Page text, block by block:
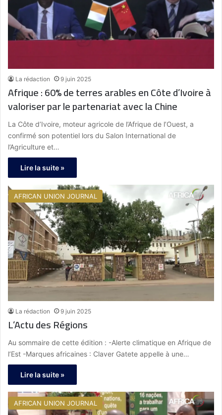
La rédaction 9 juin 2025
Afrique : 60% de terres arables en Côte d’Ivoire à
valoriser par le partenariat avec la Chine
La Côte d’Ivoire, moteur agricole de l’Afrique de l’Ouest, a
confirmé son potentiel lors du Salon International de
l’Agriculture et…
Lire la suite »
AFRICAN UNION JOURNAL
La rédaction 9 juin 2025
L’Actu des Régions
Au sommaire de cette édition : -Alerte climatique en Afrique de
l’Est -Marques africaines : Claver Gatete appelle à une…
Lire la suite »
AFRICAN UNION JOURNAL